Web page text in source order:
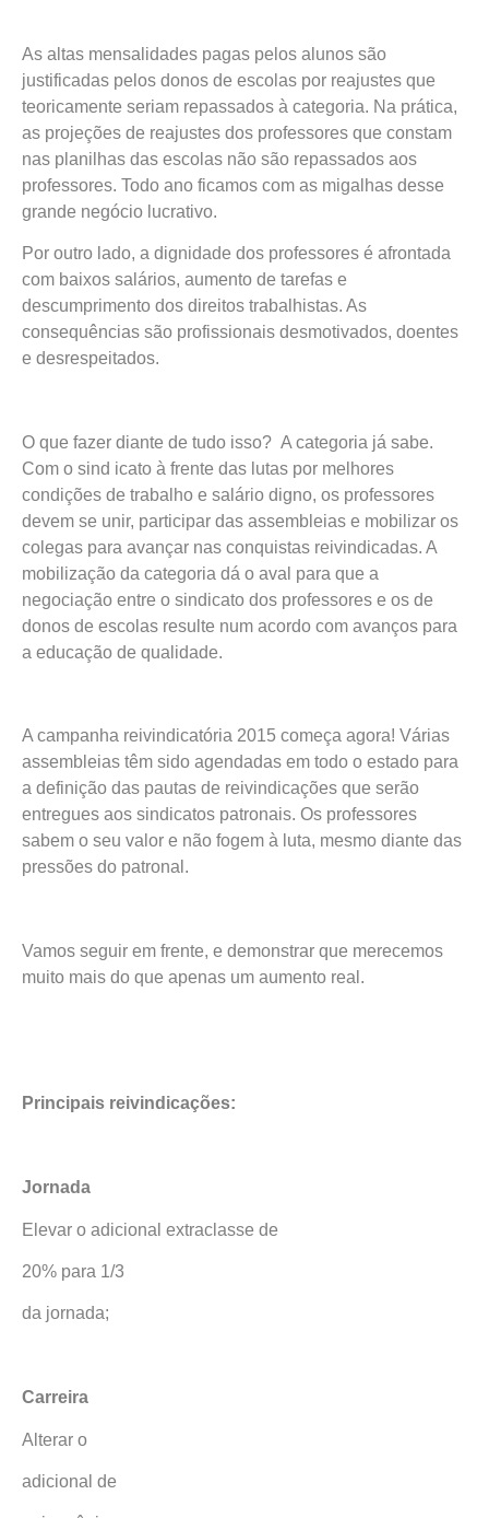
As altas mensalidades pagas pelos alunos são
justificadas pelos donos de escolas por reajustes que
teoricamente seriam repassados à categoria. Na prática,
as projeções de reajustes dos professores que constam
nas planilhas das escolas não são repassados aos
professores. Todo ano ficamos com as migalhas desse
grande negócio lucrativo.
Por outro lado, a dignidade dos professores é afrontada
com baixos salários, aumento de tarefas e
descumprimento dos direitos trabalhistas. As
consequências são profissionais desmotivados, doentes
e desrespeitados.
O que fazer diante de tudo isso? A categoria já sabe.
Com o sind icato à frente das lutas por melhores
condições de trabalho e salário digno, os professores
devem se unir, participar das assembleias e mobilizar os
colegas para avançar nas conquistas reivindicadas. A
mobilização da categoria dá o aval para que a
negociação entre o sindicato dos professores e os de
donos de escolas resulte num acordo com avanços para
a educação de qualidade.
A campanha reivindicatória 2015 começa agora! Várias
assembleias têm sido agendadas em todo o estado para
a definição das pautas de reivindicações que serão
entregues aos sindicatos patronais. Os professores
sabem o seu valor e não fogem à luta, mesmo diante das
pressões do patronal.
Vamos seguir em frente, e demonstrar que merecemos
muito mais do que apenas um aumento real.
Principais reivindicações:
Jornada
Elevar o adicional extraclasse de
20% para 1/3
da jornada;
Carreira
Alterar o
adicional de